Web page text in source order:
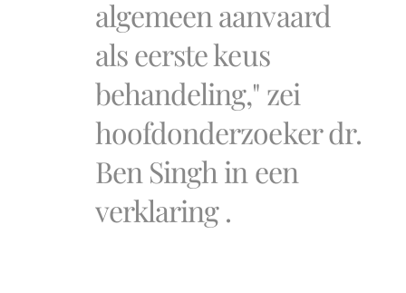
algemeen aanvaard
als eerste keus
behandeling," zei
hoofdonderzoeker dr.
Ben Singh in een
verklaring .